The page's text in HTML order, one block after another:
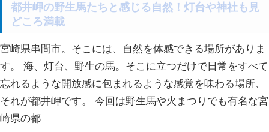
都井岬の野生馬たちと感じる自然！灯台や神社も見
どころ満載
宮崎県串間市。そこには、自然を体感できる場所がありま
す。 海、灯台、野生の馬。そこに立つだけで日常をすべて
忘れるような開放感に包まれるような感覚を味わる場所、
それが都井岬です。 今回は野生馬や火まつりでも有名な宮
崎県の都